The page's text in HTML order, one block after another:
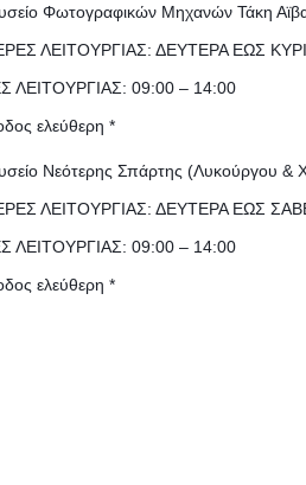
Φωτογραφικών Μηχανών Τάκη
ΛΕΙΤΟΥΡΓΙΑΣ: ΔΕΥΤΕΡΑ ΕΩΣ
ΛΕΙΤΟΥΡΓΙΑΣ: 09:00 – 14:00
ελεύθερη *
Νεότερης Σπάρτης (Λυκούργου &
ΛΕΙΤΟΥΡΓΙΑΣ: ΔΕΥΤΕΡΑ ΕΩΣ
ΛΕΙΤΟΥΡΓΙΑΣ: 09:00 – 14:00
ελεύθερη *